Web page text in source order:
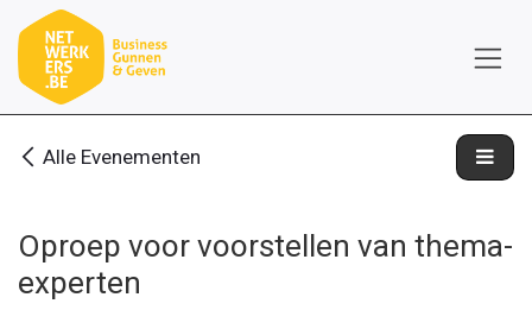
Overslaan naar inhoud
Alle Evenementen
Oproep voor voorstellen van thema-
experten